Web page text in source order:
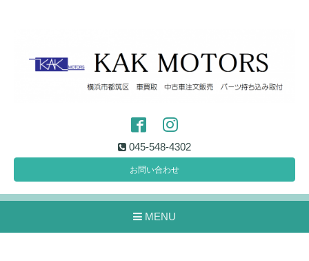
045-548-4302
お問い合わせ
MENU